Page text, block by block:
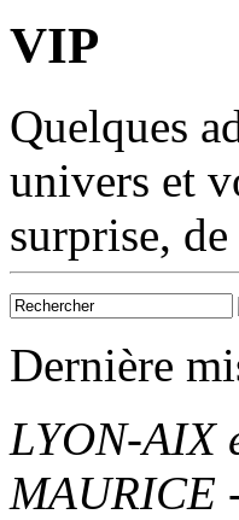
VIP
Quelques
univers et
surprise,
Dernière
LYON-AIX
MAURICE